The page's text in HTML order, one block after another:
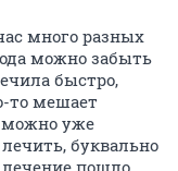
много разных
можно забыть
быстро,
то мешает
можно уже
буквально
лечение пошло